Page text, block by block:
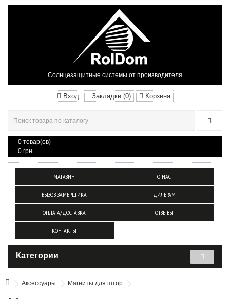
Солнцезащитные системы от производителя
Вход Закладки (0) Корзина
0 товар(ов)
0 грн.
МАГАЗИН О НАС
ВЫЗОВ ЗАМЕРЩИКА ДИЛЕРАМ
ОПЛАТА/ДОСТАВКА ОТЗЫВЫ
КОНТАКТЫ
Категории
Аксессуары Магниты для штор